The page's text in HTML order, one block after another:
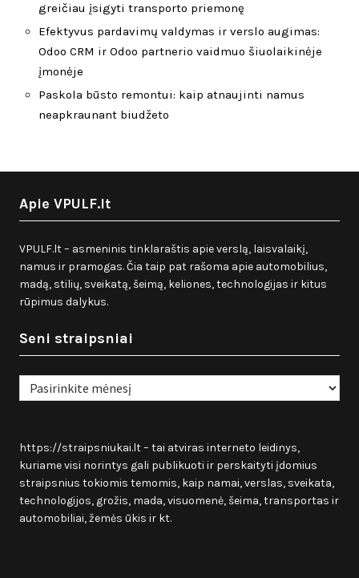
greičiau įsigyti transporto priemonę
Efektyvus pardavimų valdymas ir verslo augimas:
Odoo CRM ir Odoo partnerio vaidmuo šiuolaikinėje
įmonėje
Paskola būsto remontui: kaip atnaujinti namus
neapkraunant biudžeto
Apie VPULF.lt
VPULF.lt – asmeninis tinklaraštis apie verslą, laisvalaikį,
namus ir pramogas. Čia taip pat rašoma apie automobilius,
madą, stilių, sveikatą, šeimą, keliones, technologijas ir kitus
rūpimus dalykus.
Seni straipsniai
Seni
straipsniai
https://straipsniukai.lt– tai atviras interneto leidinys,
kuriame visi norintys gali publikuoti ir perskaityti įdomius
straipsnius tokiomis temomis, kaip namai, verslas, sveikata,
technologijos, grožis, mada, visuomenė, šeima, transportas ir
automobiliai, žemės ūkis ir kt.